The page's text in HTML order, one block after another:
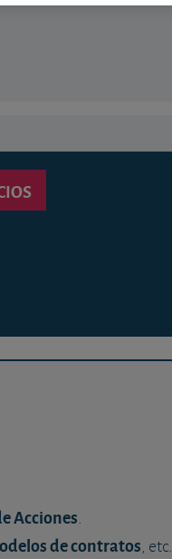
Acciones.
de contratos, etc.